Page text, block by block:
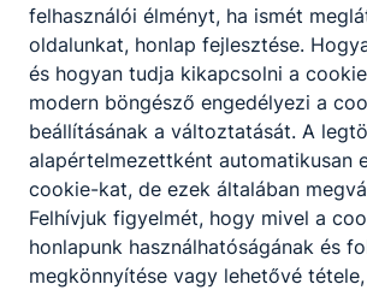
Idén újra megrendezésre kerül a
szalagtűző ünnepsége.
Partnereink
felhasználói élményt, ha ismét
oldalunkat, honlap fejlesztése.
és hogyan tudja kikapcsolni a
modern böngésző engedélyezi a
beállításának a változtatását. A
alapértelmezettként automatikusan
cookie-kat, de ezek általában
Felhívjuk figyelmét, hogy mivel a
honlapunk használhatóságának és
megkönnyítése vagy lehetővé